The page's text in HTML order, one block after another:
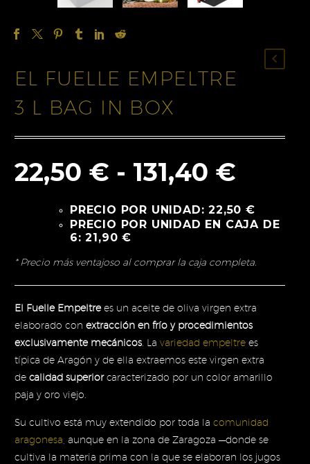
EL FUELLE EMPELTRE
3 L BAG IN BOX
22,50 € - 131,40 €
hasta
PRECIO POR UNIDAD:22,50 €
PRECIO POR UNIDAD EN CAJA DE
6:21,90 €
* Precio más ventajoso al comprar la caja completa.
El Fuelle Empeltrees un aceite de oliva virgen extra
elaborado con extracción en frío y procedimientos
exclusivamente mecánicos. La variedad empeltre es
típica de Aragón y de ella extraemos este virgen extra
de calidad superiorcaracterizado por un color amarillo
paja y oro viejo.
Su cultivo está muy extendido por toda la comunidad
aragonesa , aunque en la zona de Zaragoza —donde se
cultiva la materia prima con la que se elaboran los jugos